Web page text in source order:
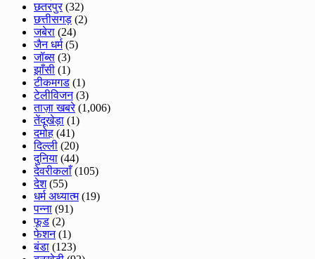
छतरपुर(32)
छत्तीसगड़ (2)
जबेरा (24)
जैन धर्म(5)
जॉब्स (3)
झाँसी (1)
टीकमगड (1)
टेलीविजन(3)
ताज़ा खबरे(1,006)
तेंदूखेड़ा (1)
दमोह (41)
दिल्ली (20)
दुनिया (44)
देवरीकलाँ(105)
देश(55)
धर्म अध्यात्म(19)
पन्ना (91)
फूड (2)
फेशन(1)
बंडा (123)